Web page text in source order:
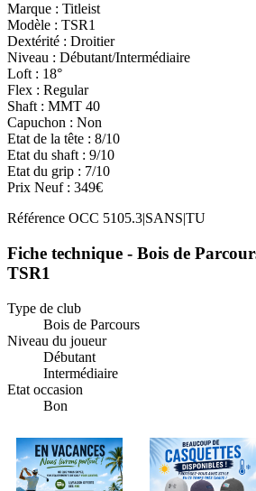
Marque : Titleist
Modèle : TSR1
Dextérité : Droitier
Niveau : Débutant/Intermédiaire
Loft : 18°
Flex : Regular
Shaft : MMT 40
Capuchon : Non
Etat de la tête : 8/10
Etat du shaft : 9/10
Etat du grip : 7/10
Prix Neuf : 349€
Référence OCC 5105.3|SANS|TU
Fiche technique - Bois de
TSR1
Type de club
Bois de Parcours
Niveau du joueur
Débutant
Intermédiaire
Etat occasion
Bon